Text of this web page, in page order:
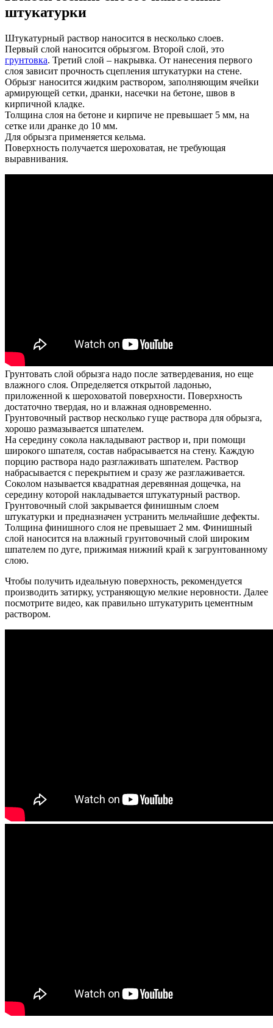
штукатурки
Штукатурный раствор наносится в несколько слоев.
Первый слой наносится обрызгом. Второй слой, это
грунтовка. Третий слой – накрывка. От нанесения первого
слоя зависит прочность сцепления штукатурки на стене.
Обрызг наносится жидким раствором, заполняющим ячейки
армирующей сетки, дранки, насечки на бетоне, швов в
кирпичной кладке.
Толщина слоя на бетоне и кирпиче не превышает 5 мм, на
сетке или дранке до 10 мм.
Для обрызга применяется кельма.
Поверхность получается шероховатая, не требующая
выравнивания.
Грунтовать слой обрызга надо после затвердевания, но еще
влажного слоя. Определяется открытой ладонью,
приложенной к шероховатой поверхности. Поверхность
достаточно твердая, но и влажная одновременно.
Грунтовочный раствор несколько гуще раствора для обрызга,
хорошо размазывается шпателем.
На середину сокола накладывают раствор и, при помощи
широкого шпателя, состав набрасывается на стену. Каждую
порцию раствора надо разглаживать шпателем. Раствор
набрасывается с перекрытием и сразу же разглаживается.
Соколом называется квадратная деревянная дощечка, на
середину которой накладывается штукатурный раствор.
Грунтовочный слой закрывается финишным слоем
штукатурки и предназначен устранить мельчайшие дефекты.
Толщина финишного слоя не превышает 2 мм. Финишный
слой наносится на влажный грунтовочный слой широким
шпателем по дуге, прижимая нижний край к загрунтованному
слою.
Чтобы получить идеальную поверхность, рекомендуется
производить затирку, устраняющую мелкие неровности. Далее
посмотрите видео, как правильно штукатурить цементным
раствором.